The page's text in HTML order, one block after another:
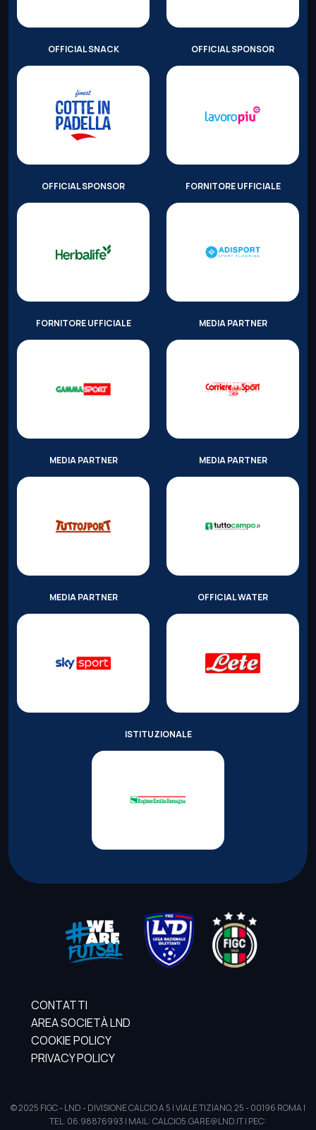
OFFICIAL SNACK OFFICIAL SPONSOR
OFFICIAL SPONSOR FORNITORE UFFICIALE
FORNITORE UFFICIALE MEDIA PARTNER
MEDIA PARTNER MEDIA PARTNER
MEDIA PARTNER OFFICIAL WATER
ISTITUZIONALE
CONTATTI
AREA SOCIETÀ LND
COOKIE POLICY
PRIVACY POLICY
© 2025 FIGC - LND - DIVISIONE CALCIO A 5 | VIALE TIZIANO, 25 - 00196 ROMA |
TEL. 06.98876993 | MAIL: CALCIO5.GARE@LND.IT | PEC: